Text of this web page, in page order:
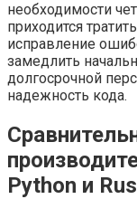
необходимости
приходится
исправление
замедлить
долгосрочной
надежность кода.
Python и